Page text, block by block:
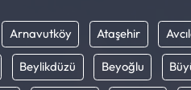
Arnavutköy Ataşehir
Beylikdüzü Beyoğlu